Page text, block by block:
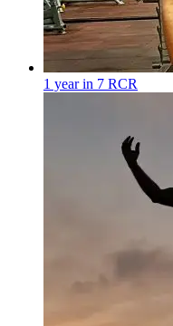
1 year in 7 RCR